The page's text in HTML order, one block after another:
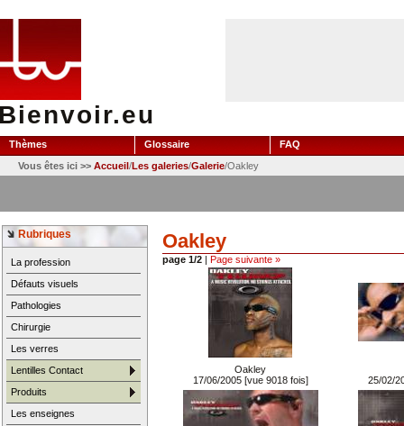
Thèmes Glossaire
FAQ
Vous êtes ici >> Accueil/Les galeries/Galerie/Oakley
Rubriques
La profession
Défauts visuels
Pathologies
Chirurgie
Les verres
Lentilles Contact
Produits
Les enseignes
Oakley
page 1/2 | Page suivante »
Oakley
17/06/2005 [vue 9018 fois]
25/02/